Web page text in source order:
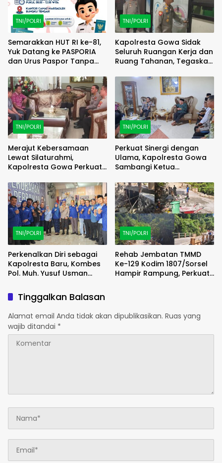
TNI/POLRI
Semarakkan HUT RI ke-81,
Yuk Datang ke PASPORIA
dan Urus Paspor Tanpa
TNI/POLRI
Kapolresta Gowa Sidak
Seluruh Ruangan Kerja dan
Ruang Tahanan, Tegaskan
Pelayanan Prima
TNI/POLRI
Merajut Kebersamaan
Lewat Silaturahmi,
Kapolresta Gowa Perkuat
Masyarakat
TNI/POLRI
Perkuat Sinergi dengan
Ulama, Kapolresta Gowa
Sambangi Ketua
TNI/POLRI
Perkenalkan Diri sebagai
Kapolresta Baru, Kombes
Pol. Muh. Yusuf Usman
dengan DPC Demokrat
Gowa
TNI/POLRI
Rehab Jembatan TMMD
Ke-129 Kodim 1807/Sorsel
Hampir Rampung, Perkuat
Tinggalkan Balasan
Alamat email Anda tidak akan dipublikasikan. Ruas yang
wajib ditandai *